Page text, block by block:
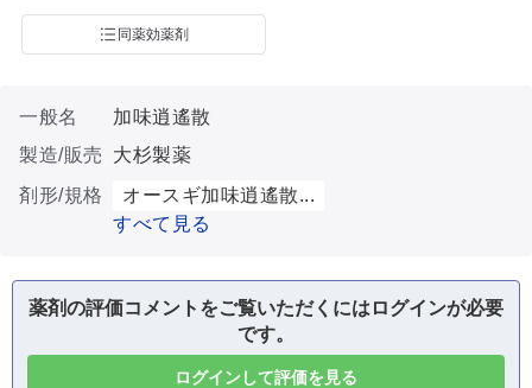
同薬効薬剤
一般名
加味逍遙散
製造/販売
大杉製薬
剤形/規格
オースギ加味逍遙散...
すべて見る
薬剤の評価コメントをご覧いただくにはログインが必要
です。
ログインして評価を見る